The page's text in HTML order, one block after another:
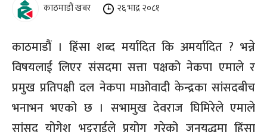
काठमाडौं खबर २६ भाद्र २०८१
काठमाडौं । हिंसा शब्द मर्यादित कि अमर्यादित ? भन्ने
विषयलाई लिएर संसदमा सत्ता पक्षको नेकपा एमाले र
प्रमुख प्रतिपक्षी दल नेकपा माओवादी केन्द्रका सांसदबीच
भनाभन भएको छ । सभामुख देवराज घिमिरेले एमाले